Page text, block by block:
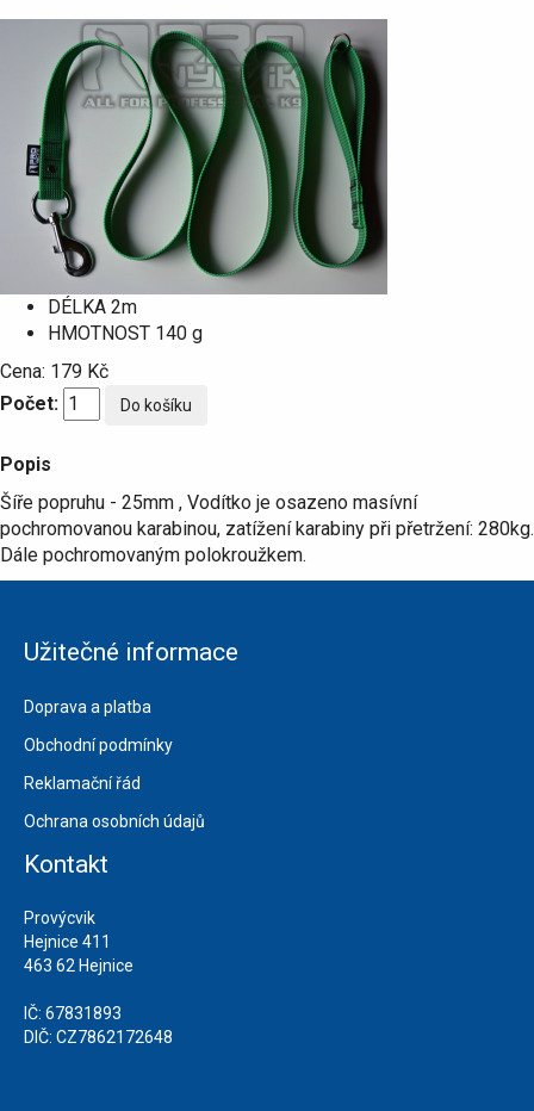
DÉLKA 2m
HMOTNOST 140 g
Cena: 179 Kč
Počet:
Popis
Šíře popruhu - 25mm , Vodítko je osazeno masívní
pochromovanou karabinou, zatížení karabiny při přetržení: 280kg.
Dále pochromovaným polokroužkem.
Užitečné informace
Doprava a platba
Obchodní podmínky
Reklamační řád
Ochrana osobních údajů
Kontakt
Provýcvik
Hejnice 411
463 62 Hejnice
IČ: 67831893
DIČ: CZ7862172648